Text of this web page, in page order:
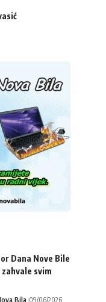
Dana Nove Bile
svim
Bila 09/06/2026